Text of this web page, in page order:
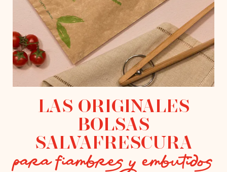
LAS ORIGINALES
BOLSAS
SALVAFRESCURA
para fiambres y embutidos